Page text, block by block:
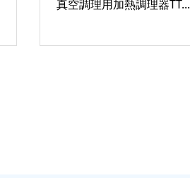
真空調理用加熱調理器TT...